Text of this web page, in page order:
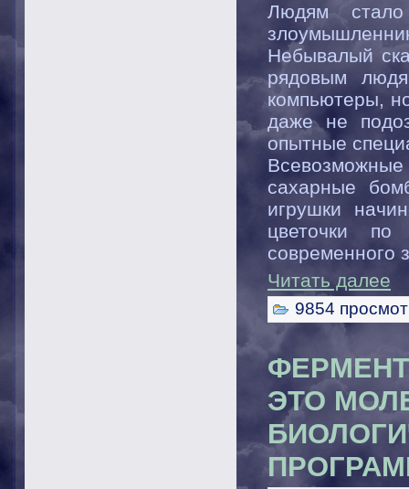
Людям стало
Небывалый
рядовым
компьютеры,
даже не
опытные
сахарные
игрушки
цветочки
современного
Читать далее
9854
ЭТО